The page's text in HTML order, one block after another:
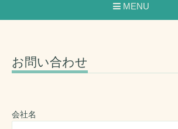
MENU
お問い合わせ
会社名